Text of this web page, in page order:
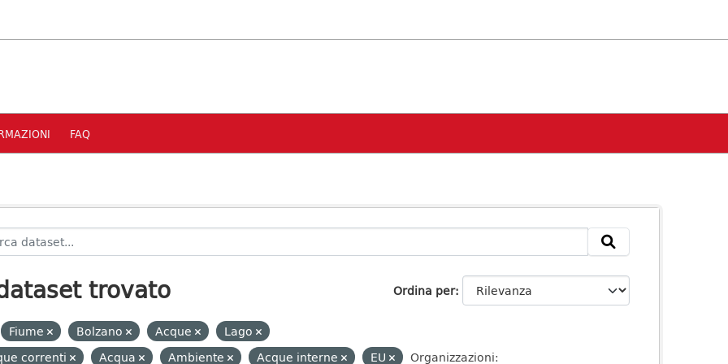
FAQ
Ordina per
trovato
Fiume Bolzano Acque
Lago
correnti
Acqua Ambiente Acque interne EU
Organizzazioni: